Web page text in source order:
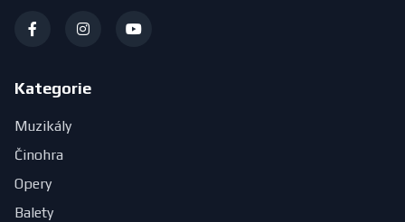
Kategorie
Muzikály
Činohra
Opery
Balety